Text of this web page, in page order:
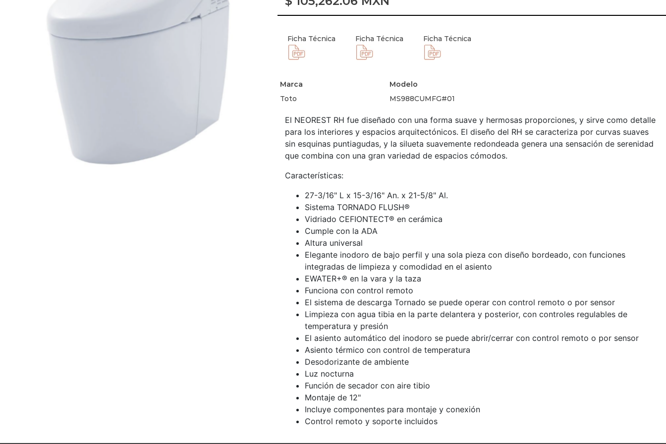
Ficha Técnica Ficha Técnica Ficha Técnica
Marca
Modelo
Toto
MS988CUMFG#01
El NEOREST RH fue diseñado con una forma suave y hermosas proporciones, y sirve como detalle
para los interiores y espacios arquitectónicos. El diseño del RH se caracteriza por curvas suaves
sin esquinas puntiagudas, y la silueta suavemente redondeada genera una sensación de serenidad
que combina con una gran variedad de espacios cómodos.
Características:
27-3/16" L x 15-3/16" An. x 21-5/8" Al.
Sistema TORNADO FLUSH®
Vidriado CEFIONTECT® en cerámica
Cumple con la ADA
Altura universal
Elegante inodoro de bajo perfil y una sola pieza con diseño bordeado, con funciones
integradas de limpieza y comodidad en el asiento
EWATER+® en la vara y la taza
Funciona con control remoto
El sistema de descarga Tornado se puede operar con control remoto o por sensor
Limpieza con agua tibia en la parte delantera y posterior, con controles regulables de
temperatura y presión
El asiento automático del inodoro se puede abrir/cerrar con control remoto o por sensor
Asiento térmico con control de temperatura
Desodorizante de ambiente
Luz nocturna
Función de secador con aire tibio
Montaje de 12"
Incluye componentes para montaje y conexión
Control remoto y soporte incluidos